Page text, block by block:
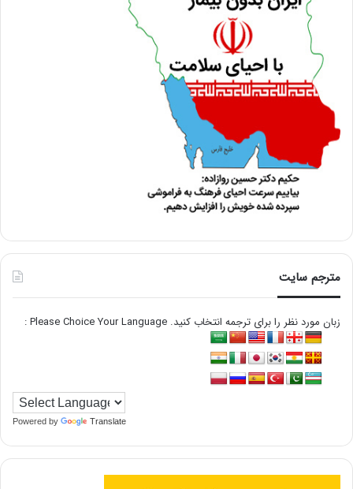
مترجم سایت
زبان مورد نظر را برای ترجمه انتخاب کنید. Please Choice Your Language :
Powered by Translate